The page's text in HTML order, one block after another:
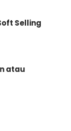
Selling
atau